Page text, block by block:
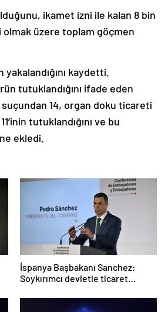
ikamet izni ile kalan 8 bin
olmak üzere toplam göçmen
yakalandığını kaydetti.
tutuklandığını ifade eden
suçundan 14, organ doku ticareti
tutuklandığını ve bu
ekledi.
İspanya Başbakanı Sanchez:
Soykırımcı devletle ticaret